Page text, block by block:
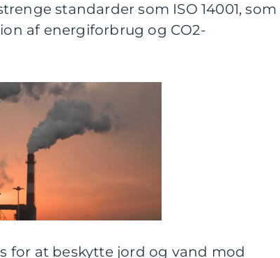
standarder som ISO 14001, som
af energiforbrug og CO2-
for at beskytte jord og vand mod